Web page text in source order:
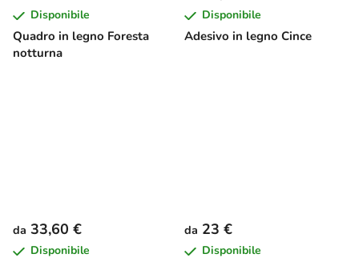
Quadro in legno Foresta
notturna
Disponibile
Adesivo in legno Cince
Disponibile
da 33,60 €
Disponibile
da 23 €
Disponibile